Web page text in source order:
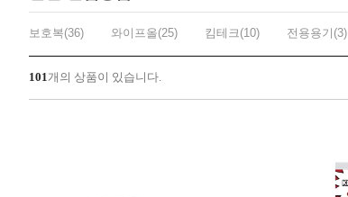
보호복(36) 와이프올(25) 킴테크(10) 전용용기(3)
101개의 상품이 있습니다.